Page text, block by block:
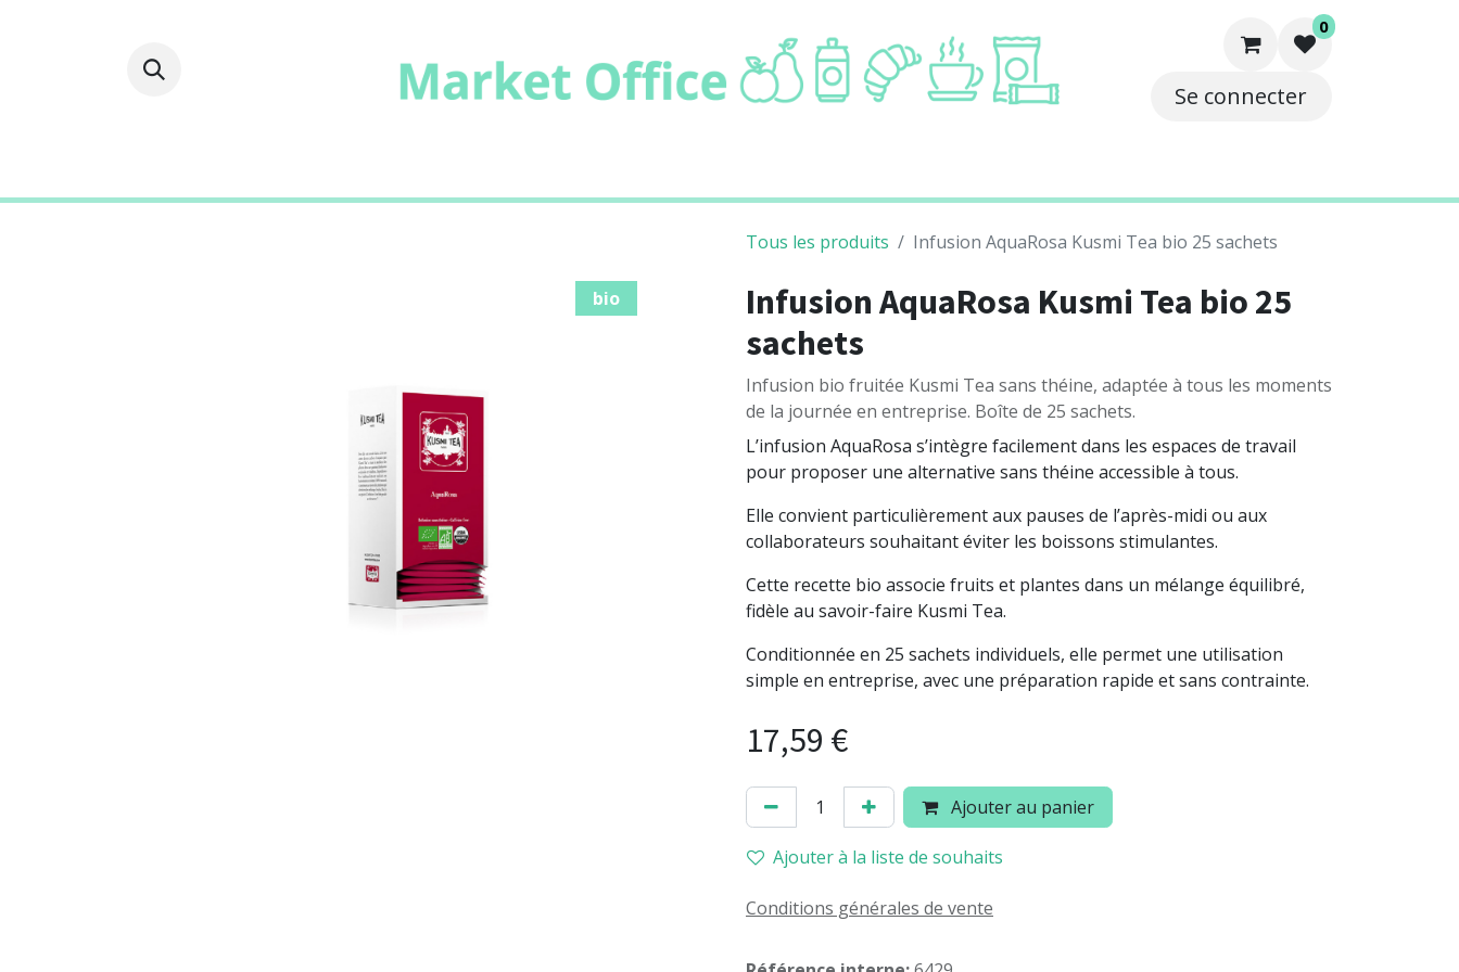
0
Se connecter
Tous les produits Infusion AquaRosa Kusmi Tea bio 25 sachets
bio
Infusion AquaRosa Kusmi Tea bio 25
sachets
Infusion bio fruitée Kusmi Tea sans théine, adaptée à tous les moments
de la journée en entreprise. Boîte de 25 sachets.
L’infusion AquaRosa s’intègre facilement dans les espaces de travail
pour proposer une alternative sans théine accessible à tous.
Elle convient particulièrement aux pauses de l’après-midi ou aux
collaborateurs souhaitant éviter les boissons stimulantes.
Cette recette bio associe fruits et plantes dans un mélange équilibré,
fidèle au savoir-faire Kusmi Tea.
Conditionnée en 25 sachets individuels, elle permet une utilisation
simple en entreprise, avec une préparation rapide et sans contrainte.
17,59 €
Ajouter au panier
Ajouter à la liste de souhaits
Conditions générales de vente